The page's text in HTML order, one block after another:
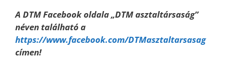
A DTM Facebook oldala „DTM asztaltársaság”
néven található a
https://www.facebook.com/DTMasztaltarsasag
címen!